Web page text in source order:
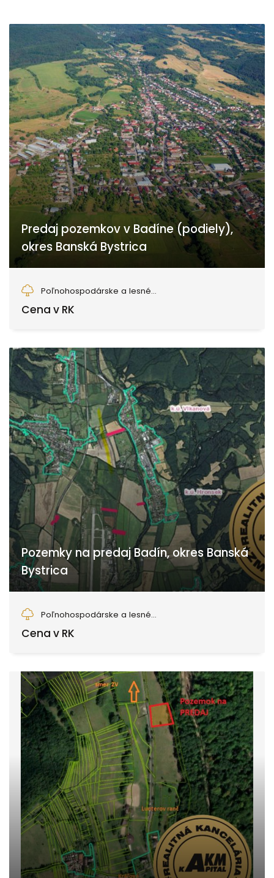
Predaj pozemkov v Badíne (podiely),
okres Banská Bystrica
Poľnohospodárske a lesné...
Cena v RK
Pozemky na predaj Badín, okres Banská
Bystrica
Poľnohospodárske a lesné...
Cena v RK